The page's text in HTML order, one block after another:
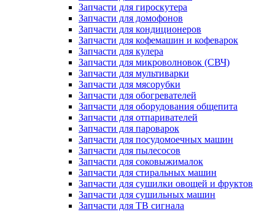
Запчасти для гироскутера
Запчасти для домофонов
Запчасти для кондиционеров
Запчасти для кофемашин и кофеварок
Запчасти для кулера
Запчасти для микроволновок (СВЧ)
Запчасти для мультиварки
Запчасти для мясорубки
Запчасти для обогревателей
Запчасти для оборудования общепита
Запчасти для отпаривателей
Запчасти для пароварок
Запчасти для посудомоечных машин
Запчасти для пылесосов
Запчасти для соковыжималок
Запчасти для стиральных машин
Запчасти для сушилки овощей и фруктов
Запчасти для сушильных машин
Запчасти для ТВ сигнала